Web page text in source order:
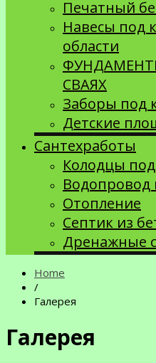
Печатный
Навесы под
области
СВАЯХ
Заборы под
Детские
Сантехработы
Колодцы
Водопровод
Отопление
Септик из
Дренажные
Home
/
Галерея
Галерея